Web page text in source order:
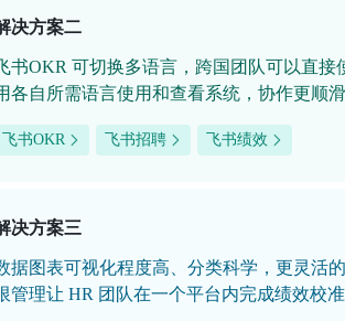
决方案二
书OKR 可切换多语言，跨国团队可以直接
各自所需语言使用和查看系统，协作更顺滑
飞书OKR 飞书招聘 飞书绩效
决方案三
据图表可视化程度高、分类科学，更灵活
管理让 HR 团队在一个平台内完成绩效校准